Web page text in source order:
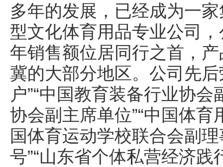
多年的发展，已经成为一
型文化体育用品专业公司
年销售额位居同行之首，
冀的大部分地区。公司先
户”“中国教育装备行业协
协会副主席单位”“中国体育
国体育运动学校联合会副
号”“山东省个体私营经济践